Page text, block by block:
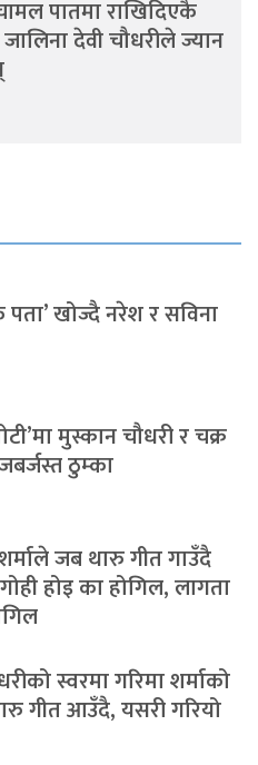
पातमा राखिदिएकै
देवी चौधरीले ज्यान
पता’ खोज्दै नरेश र सविना
मुस्कान चौधरी र चक्र
ठुम्का
जब थारु गीत गाउँदै
होइ का होगिल, लागता
स्वरमा गरिमा शर्माको
गीत आउँदै, यसरी गरियो